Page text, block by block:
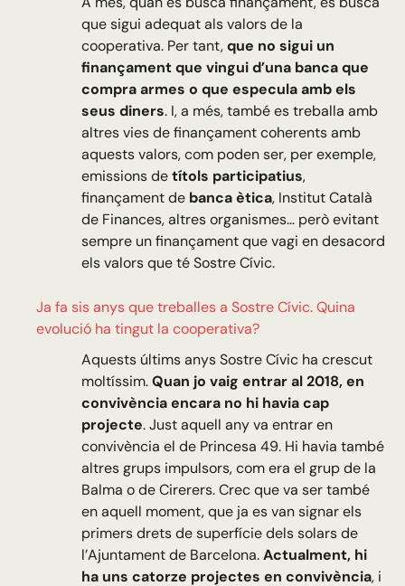
que sigui adequat als valors de la
cooperativa. Per tant,que no sigui un
finançament que vingui d’una banca que
compra armes o que especula amb els
seus diners. I, a més, també es treballa amb
altres vies de finançament coherents amb
aquests valors, com poden ser, per exemple,
emissions detítols participatius,
finançament de banca ètica, Institut Català
de Finances, altres organismes… però evitant
sempre un finançament que vagi en desacord
els valors que té Sostre Cívic.
Ja fa sis anys que treballes a Sostre Cívic. Quina
evolució ha tingut la cooperativa?
Aquests últims anys Sostre Cívic ha crescut
moltíssim.Quan jo vaig entrar al 2018, en
convivència encara no hi havia cap
projecte. Just aquell any va entrar en
convivència el de Princesa 49. Hi havia també
altres grups impulsors, com era el grup de la
Balma o de Cirerers. Crec que va ser també
en aquell moment, que ja es van signar els
primers drets de superfície dels solars de
l’Ajuntament de Barcelona.Actualment, hi
ha uns catorze projectes en convivència, i